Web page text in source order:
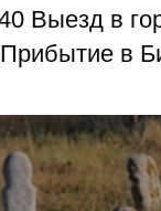
Выезд в
в